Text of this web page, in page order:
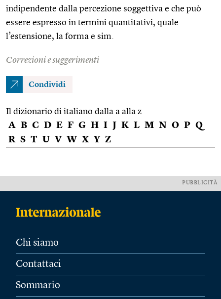
indipendente dalla percezione soggettiva e che può
essere espresso in termini quantitativi, quale
l’estensione, la forma e sim.
Correzioni e suggerimenti
Condividi
Il dizionario di italiano dalla a alla z
A B C D E F G H I J K L M N O P Q
R S T U V W X Y Z
PUBBLICITÀ
Chi siamo
Contattaci
Sommario